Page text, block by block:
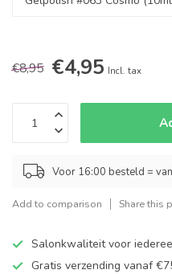
€8,95 €4,95 Incl. tax
Voor 16:00 besteld =
Add to comparison Share this
Salonkwaliteit voor
Gratis verzending vanaf